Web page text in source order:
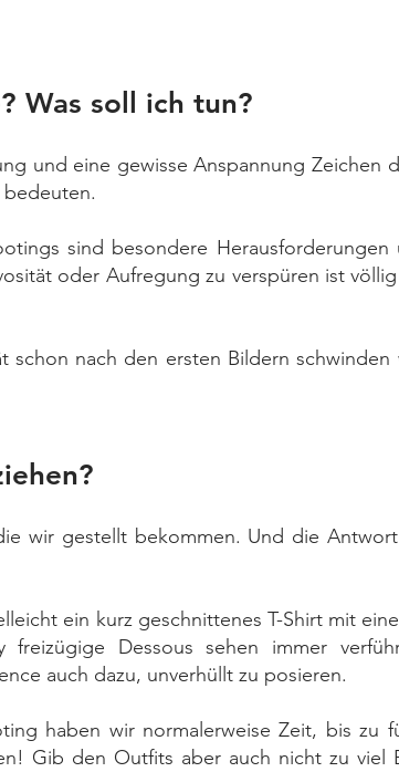
Was soll ich tun?
und eine gewisse Anspannung Zeichen
bedeuten.
sind besondere
oder Aufregung zu verspüren ist
schon nach den ersten Bildern
wir gestellt bekommen. Und die
ein kurz geschnittenes T-Shirt mit
Dessous sehen immer
auch dazu, unverhüllt zu posieren.
haben wir normalerweise Zeit, bis zu
Gib den Outfits aber auch nicht zu viel